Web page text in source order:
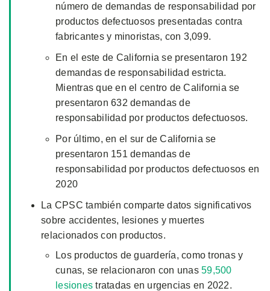
número de demandas de responsabilidad por
productos defectuosos presentadas contra
fabricantes y minoristas, con 3,099.
En el este de California se presentaron 192
demandas de responsabilidad estricta.
Mientras que en el centro de California se
presentaron 632 demandas de
responsabilidad por productos defectuosos.
Por último, en el sur de California se
presentaron 151 demandas de
responsabilidad por productos defectuosos en
2020
La CPSC también comparte datos significativos
sobre accidentes, lesiones y muertes
relacionados con productos.
Los productos de guardería, como tronas y
cunas, se relacionaron con unas 59,500
lesiones tratadas en urgencias en 2022.